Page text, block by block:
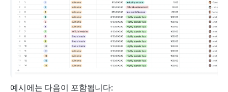
예시에는 다음이 포함됩니다: